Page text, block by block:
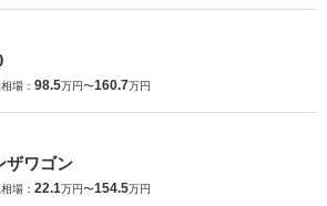
場： 98.5万円〜160.7万円
ザワゴン
場： 22.1万円〜154.5万円